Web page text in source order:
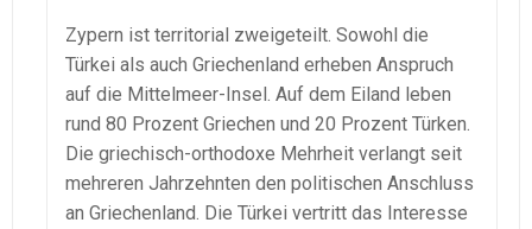
Zypern ist territorial zweigeteilt. Sowohl die
Türkei als auch Griechenland erheben Anspruch
auf die Mittelmeer-Insel. Auf dem Eiland leben
rund 80 Prozent Griechen und 20 Prozent Türken.
Die griechisch-orthodoxe Mehrheit verlangt seit
mehreren Jahrzehnten den politischen Anschluss
an Griechenland. Die Türkei vertritt das Interesse